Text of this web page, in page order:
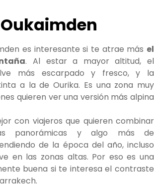
es interesante si te atrae más el
. Al estar a mayor altitud, el
más escarpado y fresco, y la
a la de Ourika. Es una zona muy
quieren ver una versión más alpina
con viajeros que quieren combinar
panorámicas y algo más de
de la época del año, incluso
en las zonas altas. Por eso es una
buena si te interesa el contraste